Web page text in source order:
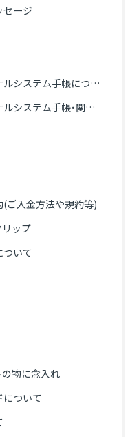
セージ
ステム手帳について
ステム手帳･関連記事
(ご入金方法や規約等)
ップ
いて
物に念入れ
ついて